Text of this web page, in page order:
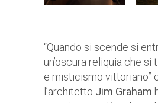
“Quando si scende si
un’oscura reliquia che si
e misticismo vittoriano”
l’architetto Jim Graham